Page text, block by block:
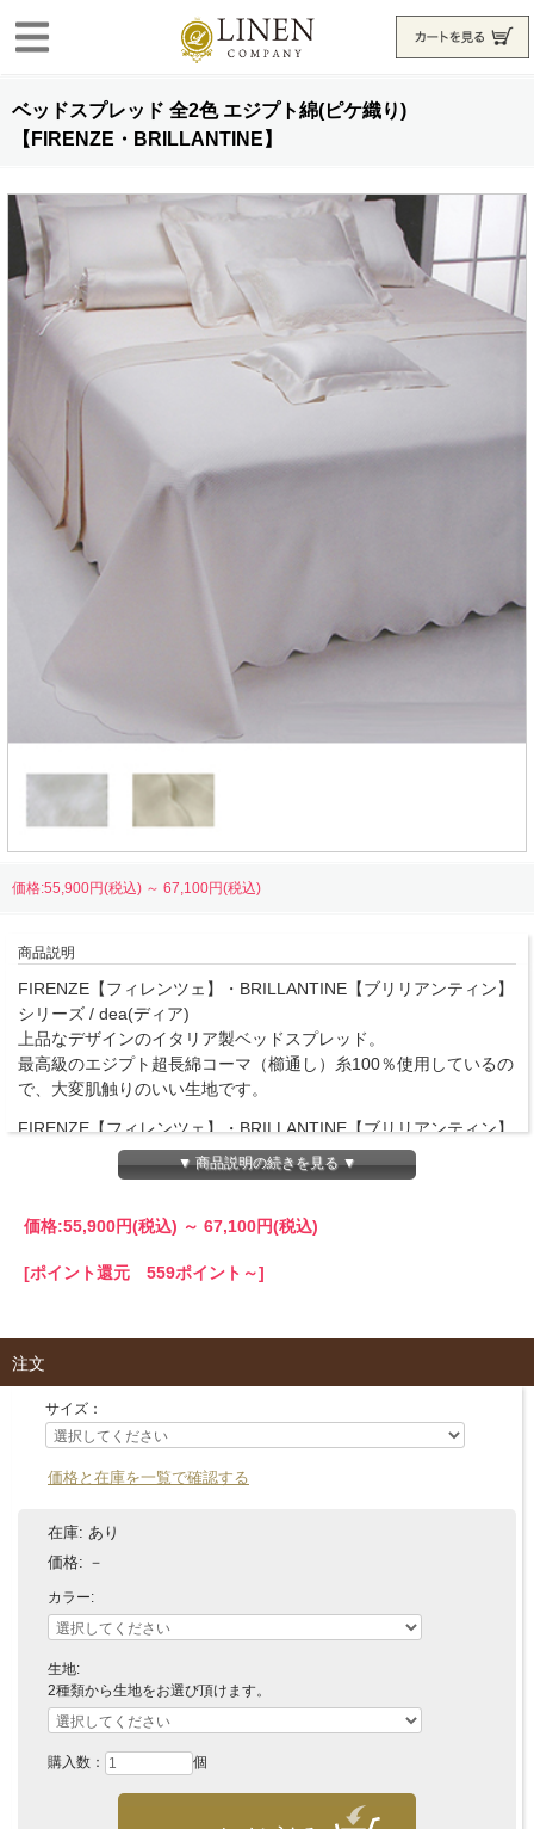
ベッドスプレッド 全2色 エジプト綿(ピケ織り)
【FIRENZE・BRILLANTINE】
価格:55,900円(税込) ～ 67,100円(税込)
商品説明
FIRENZE【フィレンツェ】・BRILLANTINE【ブリリアンティン】
シリーズ / dea(ディア)
上品なデザインのイタリア製ベッドスプレッド。
最高級のエジプト超長綿コーマ（櫛通し）糸100％使用しているの
で、大変肌触りのいい生地です。
FIRENZE【フィレンツェ】・BRILLANTINE【ブリリアンティン】
の2種類の生地からお選びいただけます。
製品は、王室や世界中のセレブから高い評価を得ています。
商品詳細
■サイズ
Mサイズ：240×270cm
Lサイズ：280×270cm
BRILLANTINE【ブリリアンティン】/生地種類
■素材
エジプト綿100%
ピケ織り
■原産国
イタリア
■発送目安
商品は、イタリアにて受注発注で作られております。
完全オーダーメイド商品の為、お届けまで8週間程お時間を頂いて
▼ 商品説明の続きを見る ▼
価格:55,900円(税込) ～ 67,100円(税込)
[ポイント還元 559ポイント～]
注文
サイズ：
価格と在庫を一覧で確認する
在庫: あり
価格: －
カラー:
生地:
2種類から生地をお選び頂けます。
購入数： 個